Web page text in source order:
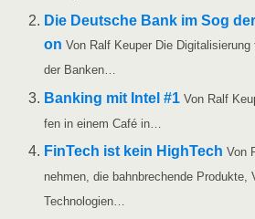
Die Deut­sche Bank im Sog
on Von Ralf Keu­per Die
der Banken…
Ban­king mit Intel #1 Von Ralf
fen in einem Café in…
Fin­Tech ist kein High­Tech Von
neh­men, die bahn­bre­chen­de Pro­duk­te,
Technologien…